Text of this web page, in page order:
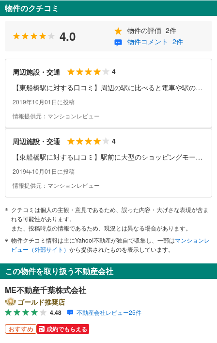
物件のクチコミ
4.0 物件の評価 2件
物件コメント 2件
周辺施設・交通
4
【東船橋駅に対する口コミ】周辺の駅に比べると電車や駅の混
雑状況は少なくなっています。駅前には飲食店もかなり沢山あ
るので、駅で昼食や夕食を食べることもできます。スーパーマ
ーケットやコンビニエンスストアなどもいくつか揃っているの
で、駅前で必要な日用品は揃います。
2019年10月01日に投稿
情報提供元：マンションレビュー
周辺施設・交通
4
【東船橋駅に対する口コミ】駅前に大型のショッピングモール
があるともっと買い物には便利な駅になります。
2019年10月01日に投稿
情報提供元：マンションレビュー
クチコミは個人の主観・意見であるため、誤った内容・大げさな表現が含ま
れる可能性があります。
また、投稿時点の情報であるため、現況とは異なる場合があります。
物件クチコミ情報は主にYahoo!不動産が独自で収集し、一部はマンションレ
ビュー（外部サイト） から提供されたものを表示しています。
この物件を取り扱う不動産会社
ME不動産千葉株式会社
ゴールド推奨店
4.48 不動産会社レビュー25件
おすすめ 成約でもらえる